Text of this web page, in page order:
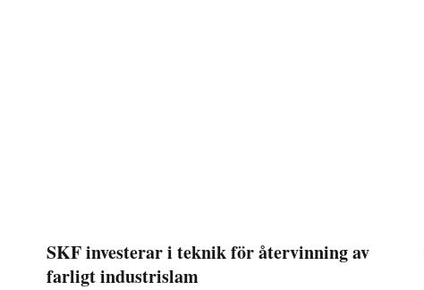
SKF investerar i teknik för återvinning av
farligt industrislam